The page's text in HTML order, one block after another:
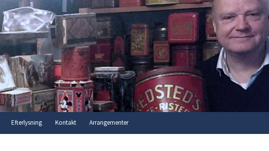
Efterlysning Kontakt Arrangementer